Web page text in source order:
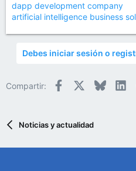
dapp development company
artificial intelligence business
Debes iniciar sesión o
Compartir: Facebook Bluesky
Noticias y actualidad